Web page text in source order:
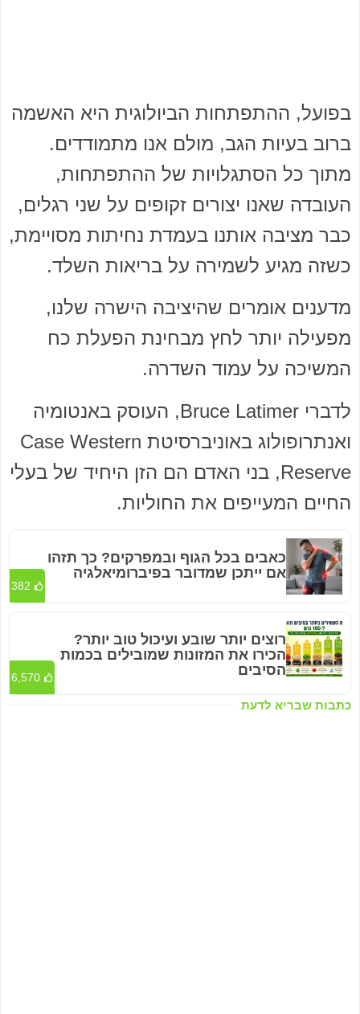
בפועל, ההתפתחות הביולוגית היא האשמה
ברוב בעיות הגב, מולם אנו מתמודדים.
מתוך כל הסתגלויות של ההתפתחות,
העובדה שאנו יצורים זקופים על שני רגלים,
כבר מציבה אותנו בעמדת נחיתות מסויימת,
כשזה מגיע לשמירה על בריאות השלד.
מדענים אומרים שהיציבה הישרה שלנו,
מפעילה יותר לחץ מבחינת הפעלת כח
המשיכה על עמוד השדרה.
לדברי Bruce Latimer, העוסק באנטומיה
ואנתרופולוג באוניברסיטת Case Western
Reserve, בני האדם הם הזן היחיד של בעלי
החיים המעייפים את החוליות.
כתבות שבריא לדעת
כאבים בכל הגוף ובמפרקים? כך תזהו
אם ייתכן שמדובר בפיברומיאלגיה
382
רוצים יותר שובע ועיכול טוב יותר?
הכירו את המזונות שמובילים בכמות
הסיבים
6,570